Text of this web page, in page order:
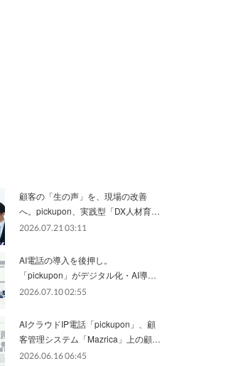
顧客の「生の声」を、現場の改善
へ。pickupon、実践型「DX人材育…
2026.07.21 03:11
AI電話の導入を後押し。
「pickupon」がデジタル化・AI導…
2026.07.10 02:55
AIクラウドIP電話「pickupon」、顧
客管理システム「Mazrica」上の顧…
2026.06.16 06:45